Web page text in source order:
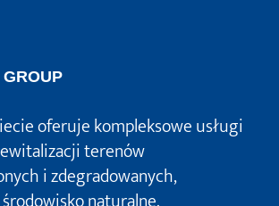
oferuje kompleksowe usługi
terenów
i zdegradowanych,